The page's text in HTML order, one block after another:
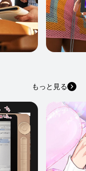
もっと見る